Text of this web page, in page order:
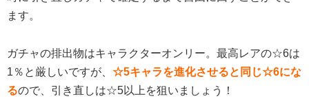
ます。
ガチャの排出物はキャラクターオンリー。最高レアの☆6は
1％と厳しいですが、 ☆5キャラを進化させると同じ☆6にな
るので、引き直しは☆5以上を狙いましょう！